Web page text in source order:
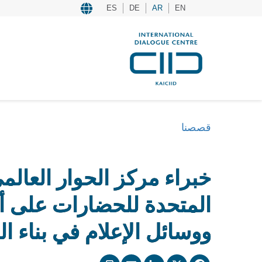
EN
AR
DE
ES
قصصنا
خبراء مركز الحوار
المتحدة للحضارات على
ووسائل الإعلام في بناء